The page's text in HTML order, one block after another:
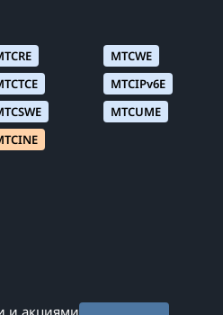
MTCWE
MTCIPv6E
MTCUME
и акциями